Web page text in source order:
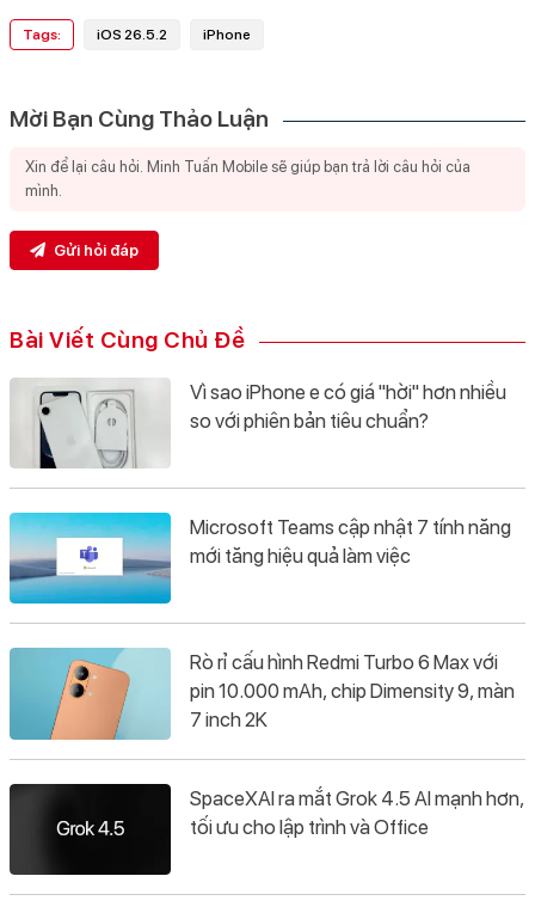
Tags: iOS 26.5.2 iPhone
Mời Bạn Cùng Thảo Luận
Gửi hỏi đáp
Bài Viết Cùng Chủ Đề
Vì sao iPhone e có giá "hời" hơn nhiều
so với phiên bản tiêu chuẩn?
Microsoft Teams cập nhật 7 tính năng
mới tăng hiệu quả làm việc
Rò rỉ cấu hình Redmi Turbo 6 Max với
pin 10.000 mAh, chip Dimensity 9, màn
7 inch 2K
SpaceXAI ra mắt Grok 4.5 AI mạnh hơn,
tối ưu cho lập trình và Office